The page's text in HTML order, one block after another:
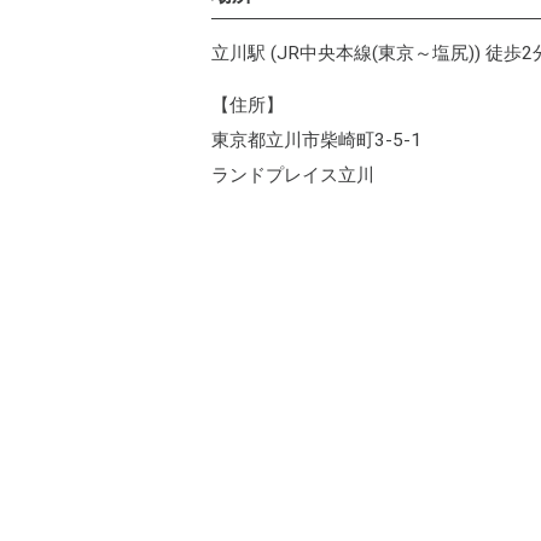
立川駅 (JR中央本線(東京～塩尻)) 徒歩2
【住所】
東京都立川市柴崎町3-5-1
ランドプレイス立川